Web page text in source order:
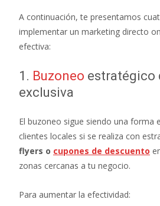
A continuación, te presentamos
implementar un marketing directo
efectiva:
1. Buzoneo estratégico
exclusiva
El buzoneo sigue siendo una forma
clientes locales si se realiza con
flyers o cupones de descuento
zonas cercanas a tu negocio.
Para aumentar la efectividad: